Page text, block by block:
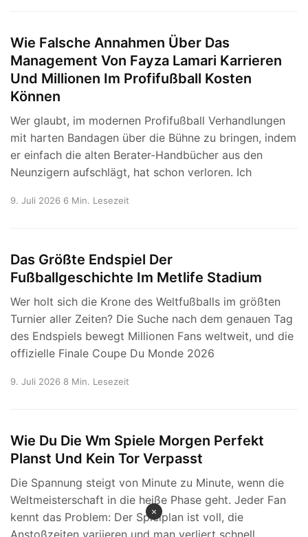
Wie Falsche Annahmen Über Das
Management Von Fayza Lamari Karrieren
Und Millionen Im Profifußball Kosten
Können
Wer glaubt, im modernen Profifußball Verhandlungen
mit harten Bandagen über die Bühne zu bringen, indem
er einfach die alten Berater-Handbücher aus den
Neunzigern aufschlägt, hat schon verloren. Ich
9. Juli 2026 6 Min. Lesezeit
Das Größte Endspiel Der
Fußballgeschichte Im Metlife Stadium
Wer holt sich die Krone des Weltfußballs im größten
Turnier aller Zeiten? Die Suche nach dem genauen Tag
des Endspiels bewegt Millionen Fans weltweit, und die
offizielle Finale Coupe Du Monde 2026
9. Juli 2026 8 Min. Lesezeit
Wie Du Die Wm Spiele Morgen Perfekt
Planst Und Kein Tor Verpasst
Die Spannung steigt von Minute zu Minute, wenn die
Weltmeisterschaft in die heiße Phase geht. Jeder Fan
kennt das Problem: Der Spielplan ist voll, die
Anstoßzeiten variieren und man verliert schnell
×